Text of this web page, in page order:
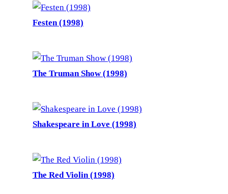
Festen (1998)
The Truman Show (1998)
Shakespeare in Love (1998)
The Red Violin (1998)